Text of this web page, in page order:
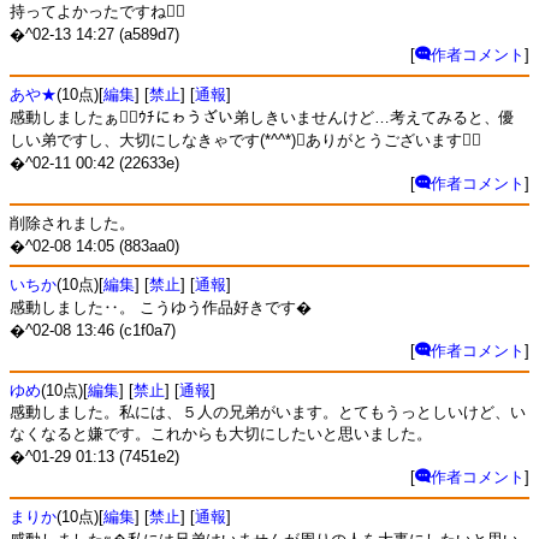
持ってよかったですね！
�^02-13 14:27 (a589d7)
[
作者コメント ]
あや★(10点)[編集] [禁止] [通報]
感動しましたぁｳﾁにゎうざい弟しきいませんけど…考えてみると、優
しい弟ですし、大切にしなきゃです(*^^*)ありがとうございます
�^02-11 00:42 (22633e)
[
作者コメント ]
削除されました。
�^02-08 14:05 (883aa0)
いちか(10点)[編集] [禁止] [通報]
感動しました‥。 こうゆう作品好きです�
�^02-08 13:46 (c1f0a7)
[
作者コメント ]
ゆめ(10点)[編集] [禁止] [通報]
感動しました。私には、５人の兄弟がいます。とてもうっとしいけど、い
なくなると嫌です。これからも大切にしたいと思いました。
�^01-29 01:13 (7451e2)
[
作者コメント ]
まりか(10点)[編集] [禁止] [通報]